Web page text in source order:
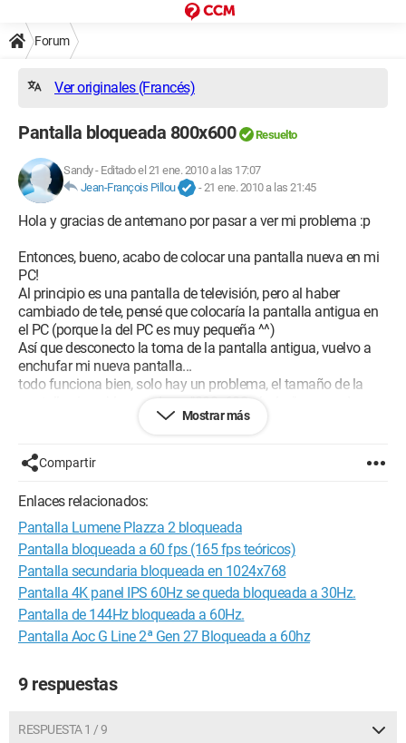
Forum
Ver originales (Francés)
Pantalla bloqueada 800x600 Resuelto
Sandy- Editado el 21 ene. 2010 a las 17:07
Jean-François Pillou
-21 ene. 2010 a las 21:45
Hola y gracias de antemano por pasar a ver mi problema :p
Entonces, bueno, acabo de colocar una pantalla nueva en mi
PC!
Al principio es una pantalla de televisión, pero al haber
cambiado de tele, pensé que colocaría la pantalla antigua en
el PC (porque la del PC es muy pequeña ^^)
Así que desconecto la toma de la pantalla antigua, vuelvo a
enchufar mi nueva pantalla...
todo funciona bien, solo hay un problema, el tamaño de la
pantalla sigue bloqueado en "800x600 píxeles", no puedo
poner otro tamaño :s lo que hace que la imagen sea más
¿alguien sabe de dónde podría venir el problema? y cómo
hacer para resolverlo? :)
Antes no tenía ningún problema con la pantalla antigua...
(mi tarjeta gráfica es una Nvidia GeForce 7600GS y los
controladores están actualizados)
Configuración: Windows XP Firefox 3.5.7
Mostrar más
Compartir
Enlaces relacionados:
Pantalla Lumene Plazza 2 bloqueada
Pantalla bloqueada a 60 fps (165 fps teóricos)
Pantalla secundaria bloqueada en 1024x768
Pantalla 4K panel IPS 60Hz se queda bloqueada a 30Hz.
Pantalla de 144Hz bloqueada a 60Hz.
Pantalla Aoc G Line 2ª Gen 27 Bloqueada a 60hz
9 respuestas
RESPUESTA 1 / 9